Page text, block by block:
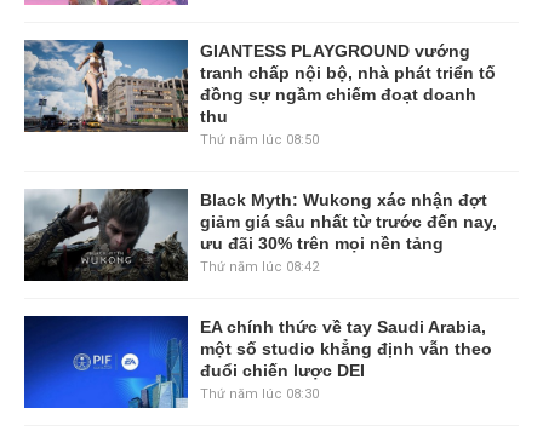
GIANTESS PLAYGROUND vướng
tranh chấp nội bộ, nhà phát triển tố
đồng sự ngầm chiếm đoạt doanh
thu
Thứ năm lúc 08:50
Black Myth: Wukong xác nhận đợt
giảm giá sâu nhất từ trước đến nay,
ưu đãi 30% trên mọi nền tảng
Thứ năm lúc 08:42
EA chính thức về tay Saudi Arabia,
một số studio khẳng định vẫn theo
đuổi chiến lược DEI
Thứ năm lúc 08:30